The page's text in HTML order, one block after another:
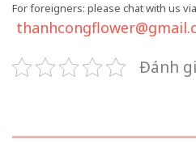
For foreigners: please chat with us
Đánh